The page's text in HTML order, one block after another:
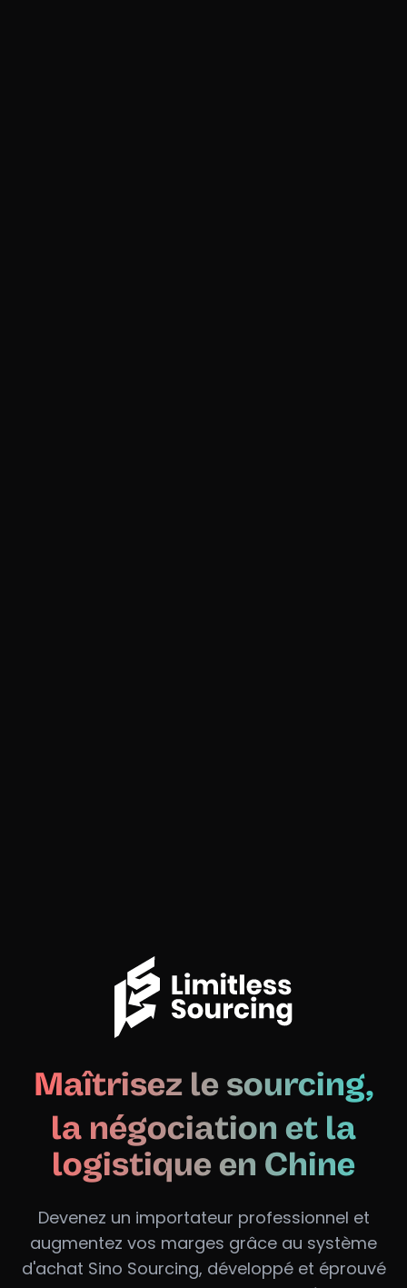
Maîtrisez le sourcing,
la négociation et la
logistique en Chine
Devenez un importateur professionnel et
augmentez vos marges grâce au système
d'achat Sino Sourcing, développé et éprouvé